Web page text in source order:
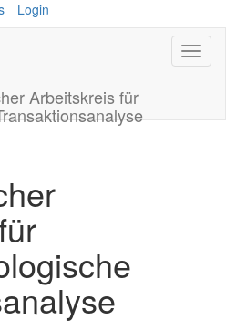
Login